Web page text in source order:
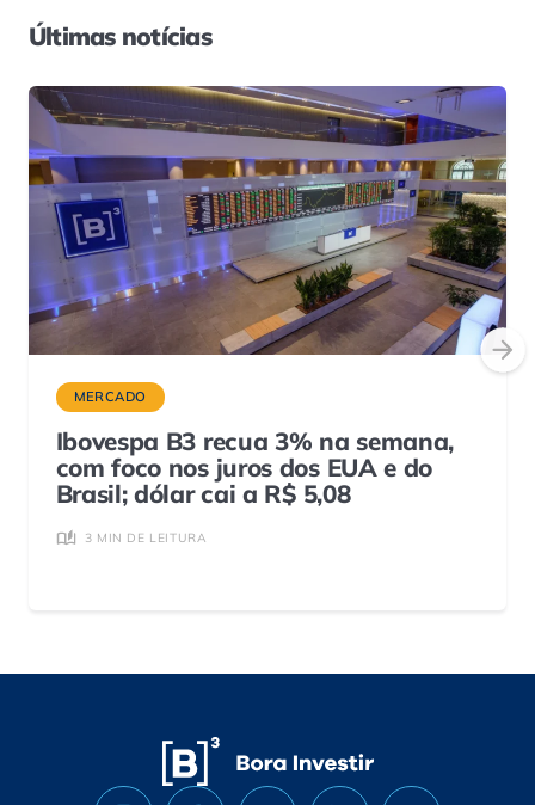
Últimas notícias
MERCADO
Ibovespa B3 recua 3% na semana,
com foco nos juros dos EUA e do
Brasil; dólar cai a R$ 5,08
3 MIN DE LEITURA